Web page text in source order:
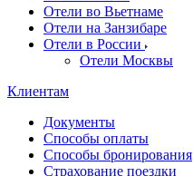
Отели во Вьетнаме
Отели на Занзибаре
Отели в России
Отели Москвы
Клиентам
Документы
Способы оплаты
Способы бронирования
Страхование поездки